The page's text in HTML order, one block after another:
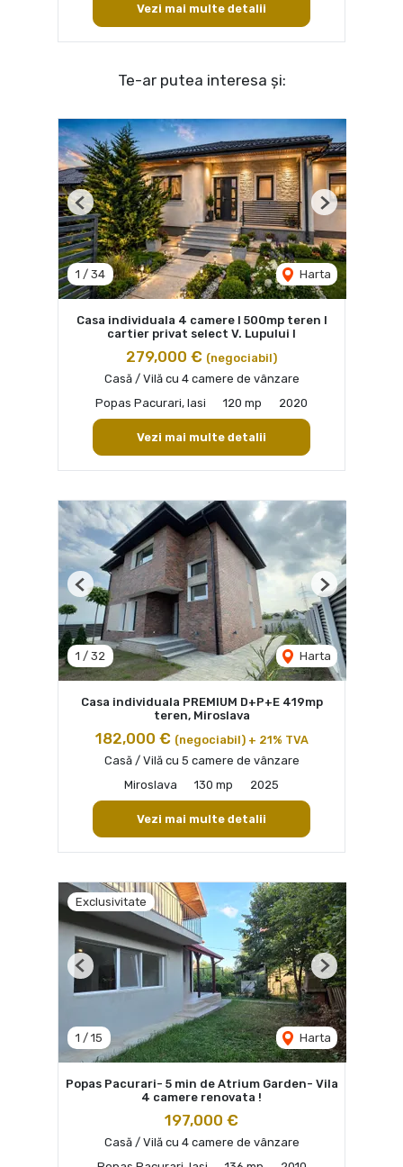
Vezi mai multe detalii
Te-ar putea interesa și:
1 / 34 Harta
Previous Next
Casa individuala 4 camere I 500mp teren I
cartier privat select V. Lupului I
279,000 € (negociabil)
Casă / Vilă cu 4 camere de vânzare
Popas Pacurari, Iasi
120 mp 2020
Vezi mai multe detalii
1 / 32 Harta
Previous Next
Casa individuala PREMIUM D+P+E 419mp
teren, Miroslava
182,000 € (negociabil) + 21% TVA
Casă / Vilă cu 5 camere de vânzare
Miroslava
130 mp 2025
Vezi mai multe detalii
Exclusivitate
1 / 15 Harta
Previous Next
Popas Pacurari- 5 min de Atrium Garden- Vila
4 camere renovata !
197,000 €
Casă / Vilă cu 4 camere de vânzare